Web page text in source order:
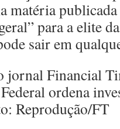
matéria
para a elite
sair em
jornal Financial
ordena
Reprodução/FT